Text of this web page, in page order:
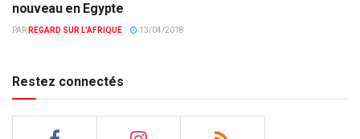
nouveau en Egypte
PAR REGARD SUR L'AFRIQUE 13/04/2018
Restez connectés